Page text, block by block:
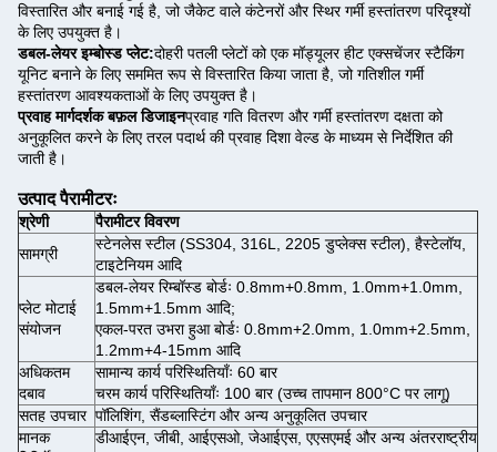
विस्तारित और बनाई गई है, जो जैकेट वाले कंटेनरों और स्थिर गर्मी हस्तांतरण परिदृश्यों
के लिए उपयुक्त है।
डबल-लेयर इम्बोस्ड प्लेट:दोहरी पतली प्लेटों को एक मॉड्यूलर हीट एक्सचेंजर स्टैकिंग
यूनिट बनाने के लिए सममित रूप से विस्तारित किया जाता है, जो गतिशील गर्मी
हस्तांतरण आवश्यकताओं के लिए उपयुक्त है।
प्रवाह मार्गदर्शक बफ़ल डिजाइनप्रवाह गति वितरण और गर्मी हस्तांतरण दक्षता को
अनुकूलित करने के लिए तरल पदार्थ की प्रवाह दिशा वेल्ड के माध्यम से निर्देशित की
जाती है।
उत्पाद पैरामीटरः
श्रेणी
पैरामीटर विवरण
सामग्री
स्टेनलेस स्टील (SS304, 316L, 2205 डुप्लेक्स स्टील), हैस्टेलॉय,
टाइटेनियम आदि
प्लेट मोटाई
संयोजन
डबल-लेयर रिम्बॉस्ड बोर्डः 0.8mm+0.8mm, 1.0mm+1.0mm,
1.5mm+1.5mm आदि;
एकल-परत उभरा हुआ बोर्डः 0.8mm+2.0mm, 1.0mm+2.5mm,
1.2mm+4-15mm आदि
अधिकतम
दबाव
सामान्य कार्य परिस्थितियाँः 60 बार
चरम कार्य परिस्थितियाँः 100 बार (उच्च तापमान 800°C पर लागू)
सतह उपचार पॉलिशिंग, सैंडब्लास्टिंग और अन्य अनुकूलित उपचार
मानक
डीआईएन, जीबी, आईएसओ, जेआईएस, एएसएमई और अन्य अंतरराष्ट्रीय